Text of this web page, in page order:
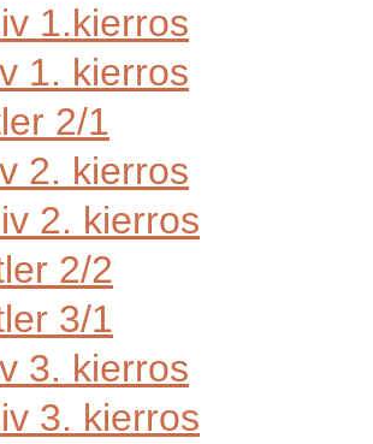
1.kierros
1. kierros
2/1
2. kierros
2. kierros
2/2
3/1
3. kierros
3. kierros